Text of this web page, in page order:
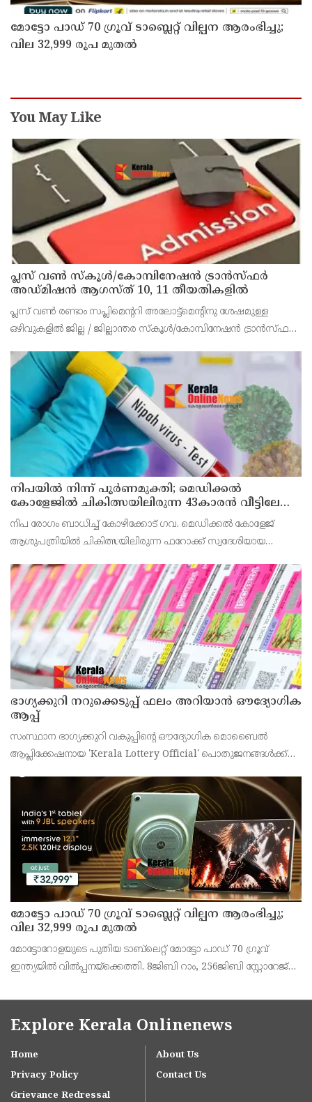
മോട്ടോ പാഡ് 70 ഗ്രൂവ് ടാബ്ലെറ്റ് വില്പന ആരംഭിച്ചു;
വില 32,999 രൂപ മുതൽ
You May Like
പ്ലസ് വൺ സ്‌കൂൾ/കോമ്പിനേഷൻ ട്രാൻസ്ഫർ
അഡ്മിഷൻ ആഗസ്ത് 10, 11 തീയതികളിൽ
പ്ലസ് വൺ രണ്ടാം സപ്ലിമെന്ററി അലോട്ട്‌മെന്റിനു ശേഷമുള്ള
ഒഴിവുകളിൽ ജില്ല / ജില്ലാന്തര സ്‌കൂൾ/കോമ്പിനേഷൻ ട്രാൻസ്ഫർ
വൈകിട്ട് 4 മണി വരെ നൽകിയിരുന്നു
നിപയിൽ നിന്ന് പൂർണമുക്തി; മെഡിക്കൽ
കോളേജിൽ ചികിത്സയിലിരുന്ന 43കാരൻ വീട്ടിലേക്ക്
മടങ്ങി
നിപ രോഗം ബാധിച്ച് കോഴിക്കോട് ഗവ. മെഡിക്കൽ കോളേജ്
ആശുപത്രിയിൽ ചികിത്സയിലിരുന്ന ഫറോക്ക് സ്വദേശിയായ
ഭാഗ്യക്കുറി നറുക്കെടുപ്പ് ഫലം അറിയാൻ ഔദ്യോഗിക
ആപ്പ്
സംസ്ഥാന ഭാഗ്യക്കുറി വകുപ്പിന്റെ ഔദ്യോഗിക മൊബൈൽ
ആപ്ലിക്കേഷനായ 'Kerala Lottery Official' പൊതുജനങ്ങൾക്ക്
അഞ്ജു കെ എസ് അറിയിച്ചു.
മോട്ടോ പാഡ് 70 ഗ്രൂവ് ടാബ്ലെറ്റ് വില്പന ആരംഭിച്ചു;
വില 32,999 രൂപ മുതൽ
മോട്ടോറോളയുടെ പുതിയ ടാബ്‌ലെറ്റ് മോട്ടോ പാഡ് 70 ഗ്രൂവ്
ഇന്ത്യയിൽ വിൽപ്പനയ്‌ക്കെത്തി. 8ജിബി റാം, 256ജിബി സ്റ്റോറേജ്
ഉൾപ്പെടെ 32,999 രൂപയാണ് ഫലപ്രദമായ
Explore Kerala Onlinenews
Home
About Us
Privacy Policy
Contact Us
Grievance Redressal